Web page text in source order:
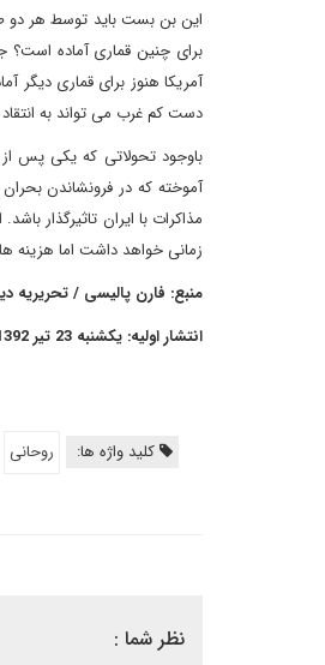
این بن بست باید توسط هر دو
برای چنین قماری آماده است؟
آمریکا هنوز برای قماری دیگر
دست کم غرب می تواند به انتقاد
باوجود تحولاتی که یکی پس از
آموخته که در فرونشاندن
مذاکرات با ایران تاثیرگذار
زمانی خواهد داشت اما هزینه
منبع: فارن پالیسی / تحریریه
انتشار اولیه: یکشنبه 23 تیر 1392/ باز انتشار: پنجشنبه 27 تیر 1392
کلید واژه ها: روحانی
نظر شما :